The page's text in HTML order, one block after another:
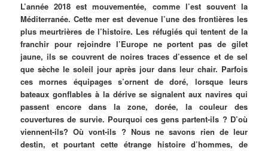
L’année 2018 est mouvementée, comme l’est souvent la
Méditerranée. Cette mer est devenue l’une des frontières les
plus meurtrières de l’histoire. Les réfugiés qui tentent de la
franchir pour rejoindre l’Europe ne portent pas de gilet
jaune, ils se couvrent de noires traces d’essence et de sel
que sèche le soleil jour après jour dans leur chair. Parfois
ces mornes équipages s’ornent de doré, lorsque leurs
bateaux gonflables à la dérive se signalent aux navires qui
passent encore dans la zone, dorée, la couleur des
couvertures de survie. Pourquoi ces gens partent-ils ? D’où
viennent-ils? Où vont-ils ? Nous ne savons rien de leur
destin, et pourtant cette étrange histoire d’hommes, de